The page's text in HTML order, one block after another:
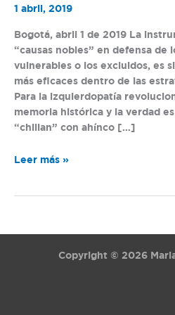
1 abril, 2019
Bogotá, abril 1 de 2019 La
“causas nobles” en defensa de
vulnerables o los excluidos, es
más eficaces dentro de las
Para la izquierdopatía
memoria histórica y la verdad
“chillan” con ahínco […]
Leer más »
Copyright © 2026